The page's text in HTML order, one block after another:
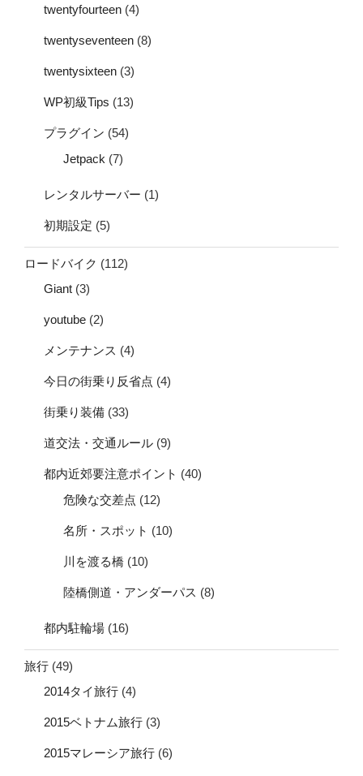
twentyfourteen (4)
twentyseventeen (8)
twentysixteen (3)
WP初級Tips (13)
プラグイン (54)
Jetpack (7)
レンタルサーバー (1)
初期設定 (5)
ロードバイク (112)
Giant (3)
youtube (2)
メンテナンス (4)
今日の街乗り反省点 (4)
街乗り装備 (33)
道交法・交通ルール (9)
都内近郊要注意ポイント (40)
危険な交差点 (12)
名所・スポット (10)
川を渡る橋 (10)
陸橋側道・アンダーパス (8)
都内駐輪場 (16)
旅行 (49)
2014タイ旅行 (4)
2015ベトナム旅行 (3)
2015マレーシア旅行 (6)